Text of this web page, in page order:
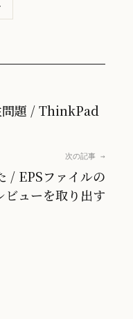
題 / ThinkPad
次の記事 →
/ EPSファイルの
ューを取り出す